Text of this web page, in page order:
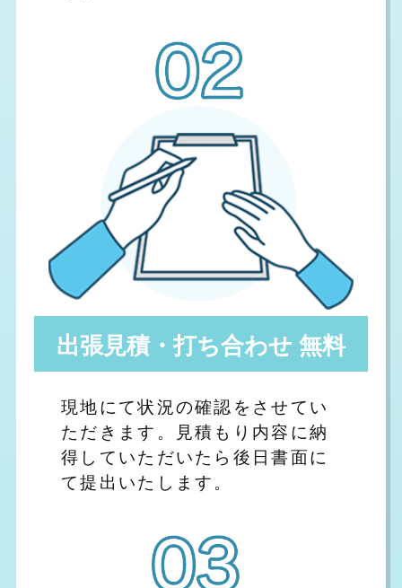
出張見積・打ち合わせ 無料
現地にて状況の確認をさせてい
ただきます。見積もり内容に納
得していただいたら後日書面に
て提出いたします。